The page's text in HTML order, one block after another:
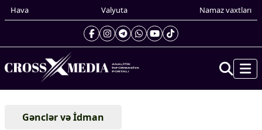
Hava Valyuta Namaz vaxtları
Prezidentin gündəliyi
Gündəm
Gənclər və İdman